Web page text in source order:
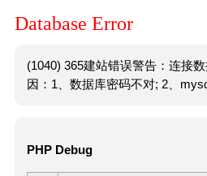
Database Error
(1040) 365建站错误警告：连接
因：1、数据库密码不对; 2、
PHP Debug